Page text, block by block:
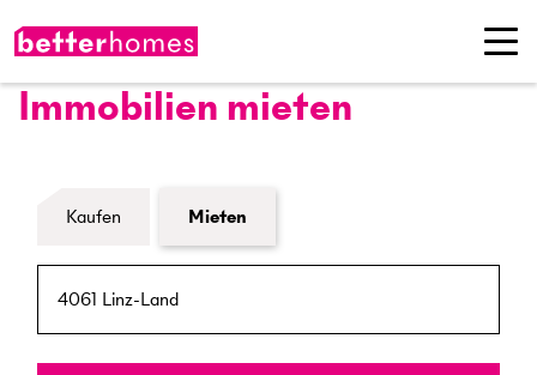
Immobilien mieten
Formular Immobiliensuche
Kaufen Mieten
Umkreis